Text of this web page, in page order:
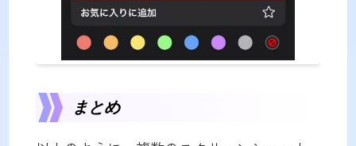
まとめ